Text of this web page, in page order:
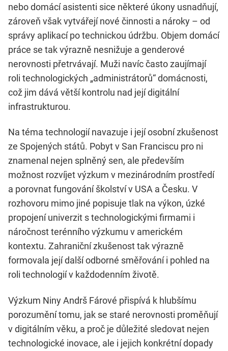
nebo domácí asistenti sice některé úkony usnadňují,
zároveň však vytvářejí nové činnosti a nároky – od
správy aplikací po technickou údržbu. Objem domácí
práce se tak výrazně nesnižuje a genderové
nerovnosti přetrvávají. Muži navíc často zaujímají
roli technologických „administrátorů“ domácnosti,
což jim dává větší kontrolu nad její digitální
infrastrukturou.
Na téma technologií navazuje i její osobní zkušenost
ze Spojených států. Pobyt v San Franciscu pro ni
znamenal nejen splněný sen, ale především
možnost rozvíjet výzkum v mezinárodním prostředí
a porovnat fungování školství v USA a Česku. V
rozhovoru mimo jiné popisuje tlak na výkon, úzké
propojení univerzit s technologickými firmami i
náročnost terénního výzkumu v americkém
kontextu. Zahraniční zkušenost tak výrazně
formovala její další odborné směřování i pohled na
roli technologií v každodenním životě.
Výzkum Niny Andrš Fárové přispívá k hlubšímu
porozumění tomu, jak se staré nerovnosti proměňují
v digitálním věku, a proč je důležité sledovat nejen
technologické inovace, ale i jejich konkrétní dopady